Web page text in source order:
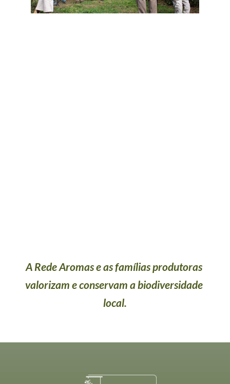
A Rede Aromas e as famílias produtoras
valorizam e conservam a biodiversidade
local.